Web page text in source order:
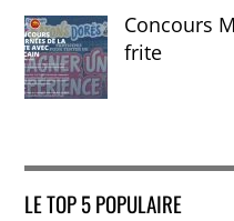
Concours
frite
LE TOP 5 POPULAIRE